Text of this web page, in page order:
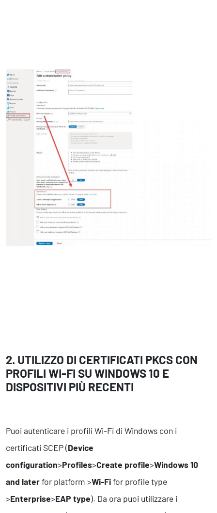
2. UTILIZZO DI CERTIFICATI PKCS CON
PROFILI WI-FI SU WINDOWS 10 E
DISPOSITIVI PIÙ RECENTI
Puoi autenticare i profili Wi-Fi di Windows con i
certificati SCEP (Device
configuration>Profiles>Create profile>Windows 10
and laterfor platform >Wi-Fifor profile type
>Enterprise>EAP type). Da ora puoi utilizzare i